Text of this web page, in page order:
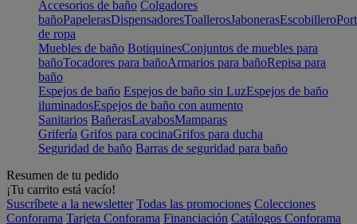
Accesorios de baño Colgadores
bañoPapelerasDispensadoresToallerosJabonerasEscobillero
de ropa
Muebles de baño BotiquinesConjuntos de muebles para
bañoTocadores para bañoArmarios para bañoRepisa para
baño
Espejos de baño Espejos de baño sin LuzEspejos de baño
iluminadosEspejos de baño con aumento
Sanitarios BañerasLavabosMamparas
Grifería Grifos para cocinaGrifos para ducha
Seguridad de baño Barras de seguridad para baño
Resumen de tu pedido
¡Tu carrito está vacío!
Suscríbete a la newsletter Todas las promociones Colecciones
Conforama Tarjeta Conforama Financiación Catálogos Conforama